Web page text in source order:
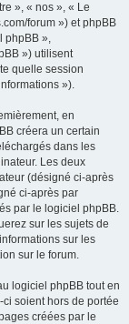
», « nos », « Le
forum ») et phpBB
phpBB »,
») utilisent
quelle session
»).
en
créera un certain
dans les
Les deux
(désigné ci-après
ci-après par
par le logiciel phpBB.
sur les sujets de
sur les
sur le forum.
logiciel phpBB tout en
soient hors de portée
créées par le